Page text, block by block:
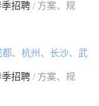
季招聘/ 方案、规
都、杭州、长沙、武
季招聘/ 方案、规